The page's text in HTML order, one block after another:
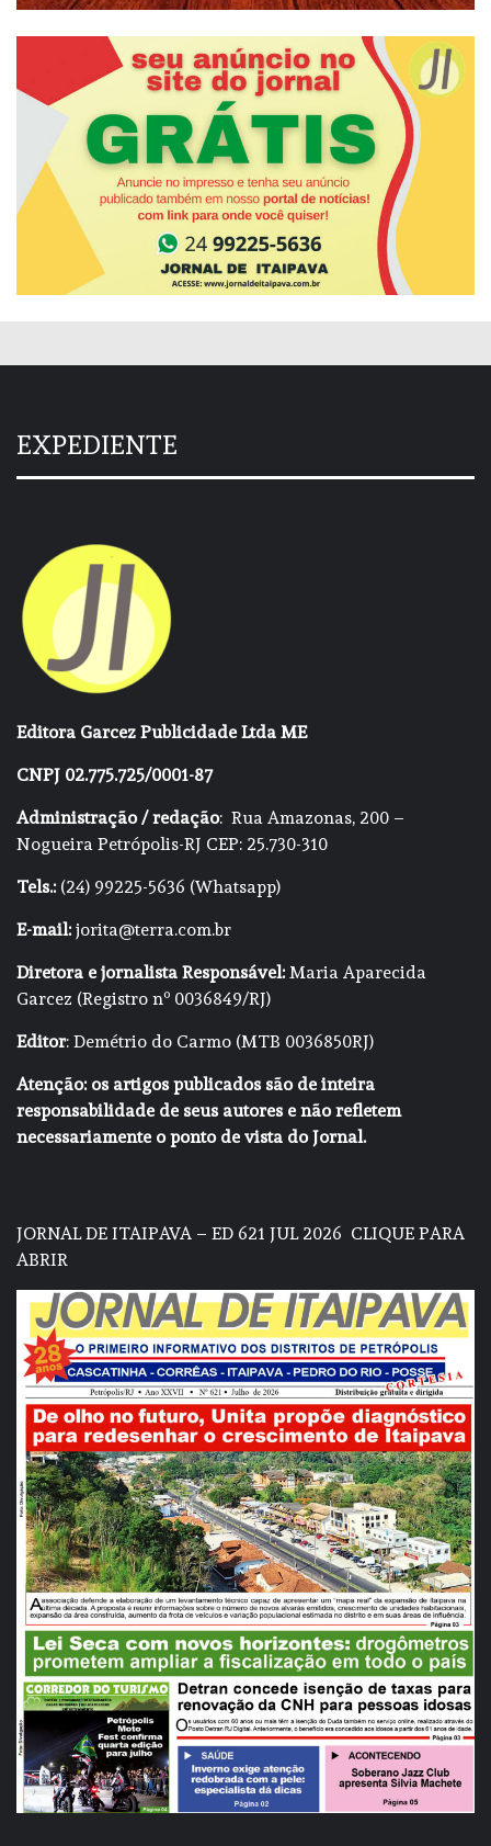
EXPEDIENTE
Editora Garcez Publicidade Ltda ME
CNPJ 02.775.725/0001-87
Administração / redação: Rua Amazonas, 200 –
Nogueira Petrópolis-RJ CEP: 25.730-310
Tels.:(24) 99225-5636 (Whatsapp)
E-mail:jorita@terra.com.br
Diretora e jornalista Responsável:Maria Aparecida
Garcez (Registro nº 0036849/RJ)
Editor: Demétrio do Carmo (MTB 0036850RJ)
Atenção: os artigos publicados são de inteira
responsabilidade de seus autores e não refletem
necessariamente o ponto de vista do Jornal.
JORNAL DE ITAIPAVA – ED 621 JUL 2026 CLIQUE PARA
ABRIR